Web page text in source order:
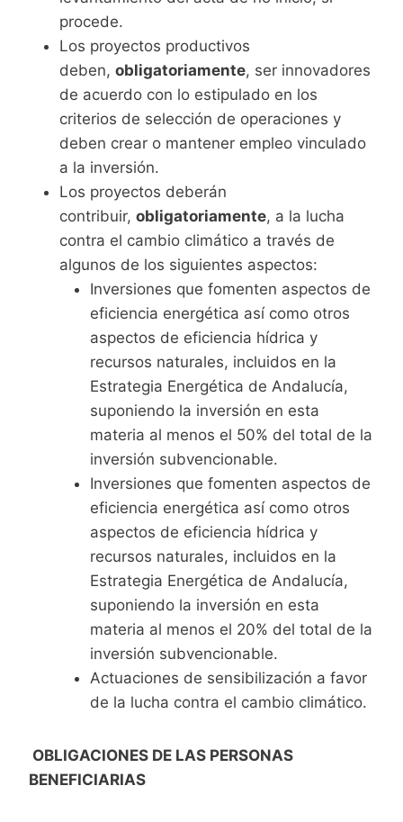
procede.
Los proyectos productivos
deben, obligatoriamente, ser innovadores
de acuerdo con lo estipulado en los
criterios de selección de operaciones y
deben crear o mantener empleo vinculado
a la inversión.
Los proyectos deberán
contribuir, obligatoriamente, a la lucha
contra el cambio climático a través de
algunos de los siguientes aspectos:
Inversiones que fomenten aspectos de
eficiencia energética así como otros
aspectos de eficiencia hídrica y
recursos naturales, incluidos en la
Estrategia Energética de Andalucía,
suponiendo la inversión en esta
materia al menos el 50% del total de la
inversión subvencionable.
Inversiones que fomenten aspectos de
eficiencia energética así como otros
aspectos de eficiencia hídrica y
recursos naturales, incluidos en la
Estrategia Energética de Andalucía,
suponiendo la inversión en esta
materia al menos el 20% del total de la
inversión subvencionable.
Actuaciones de sensibilización a favor
de la lucha contra el cambio climático.
OBLIGACIONES DE LAS PERSONAS
BENEFICIARIAS